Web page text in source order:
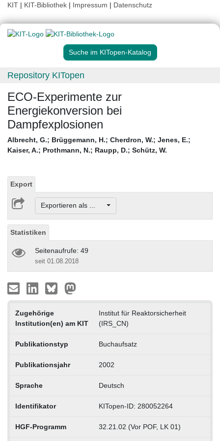
KIT | KIT-Bibliothek | Impressum | Datenschutz
Suche im KITopen-Katalog
Repository KITopen
ECO-Experimente zur
Energiekonversion bei
Dampfexplosionen
Albrecht, G.; Brüggemann, H.; Cherdron, W.; Jenes, E.;
Kaiser, A.; Prothmann, N.; Raupp, D.; Schütz, W.
Export
Exportieren als ...
Statistiken
Seitenaufrufe: 49
seit 01.08.2018
Zugehörige
Institution(en) am KIT
Institut für Reaktorsicherheit
(IRS_CN)
Publikationstyp Buchaufsatz
Publikationsjahr 2002
Sprache Deutsch
Identifikator KITopen-ID: 280052264
HGF-Programm 32.21.02 (Vor POF, LK 01)